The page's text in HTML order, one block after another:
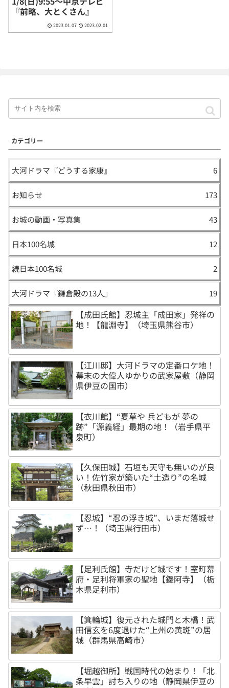
『前略、大とくさん』
2023.01.07 2023.02.01
カテゴリー
大河ドラマ『どうする家康』 6
お知らせ 173
お城の動画・写真集 43
日本100名城 12
続日本100名城 2
大河ドラマ『鎌倉殿の13人』 19
【成田氏館】忍城主「成田家」発祥の
地！【龍淵寺】（埼玉県熊谷市）
【江川邸】大河ドラマの定番ロケ地！
幕末の大偉人ゆかりの武家屋敷（静岡
県伊豆の国市）
【衣川館】“夏草や 兵どもが 夢の
跡”「源義経」最期の地！（岩手県平
泉町）
【久保田城】石垣も天守も無いのが良
い！佐竹家が築いた“土造り”の名城
（秋田県秋田市）
【忍城】“忍の浮き城”、いまだ落城せ
ず…！（埼玉県行田市）
【足利氏館】寺だけど城です！室町幕
府・足利将軍家の聖地【鑁阿寺】（栃
木県足利市）
【箕輪城】復元された城門と木橋！武
田信玄を6度退けた“上州の黄斑”の居
城（群馬県高崎市）
【堀越御所】戦国時代の始まり！「北
条早雲」討ち入りの地（静岡県伊豆の